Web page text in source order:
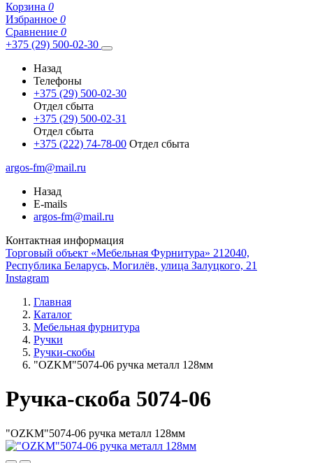
Корзина 0
Избранное 0
Сравнение 0
+375 (29) 500-02-30
Назад
Телефоны
+375 (29) 500-02-30
Отдел сбыта
+375 (29) 500-02-31
Отдел сбыта
+375 (222) 74-78-00 Отдел сбыта
argos-fm@mail.ru
Назад
E-mails
argos-fm@mail.ru
Контактная информация
Торговый объект «Мебельная Фурнитура» 212040,
Республика Беларусь, Могилёв, улица Залуцкого, 21
Instagram
Главная
Каталог
Мебельная фурнитура
Ручки
Ручки-скобы
"OZKM"5074-06 ручка металл 128мм
Ручка-скоба 5074-06
"OZKM"5074-06 ручка металл 128мм